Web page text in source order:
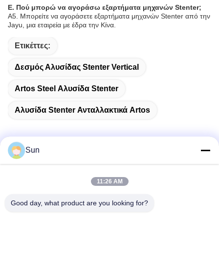
Ε. Πού μπορώ να αγοράσω εξαρτήματα μηχανών Stenter;
Α5. Μπορείτε να αγοράσετε εξαρτήματα μηχανών Stenter από την
Jayu, μια εταιρεία με έδρα την Κίνα.
Ετικέττες:
Δεσμός Αλυσίδας Stenter Vertical
Artos Steel Αλυσίδα Stenter
Αλυσίδα Stenter Ανταλλακτικά Artos
NO.55 XINSHENG ROAD, DISTRICT WUJIN, CHANGZHOU,
Sun
11:26 AM
Good day, what product are you looking for?